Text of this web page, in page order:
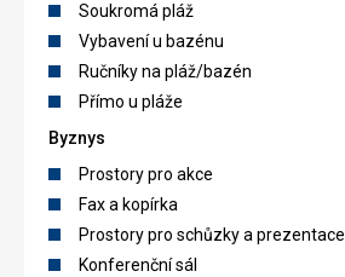
Soukromá pláž
Vybavení u bazénu
Ručníky na pláž/bazén
Přímo u pláže
Byznys
Prostory pro akce
Fax a kopírka
Prostory pro schůzky a prezentace
Konferenční sál